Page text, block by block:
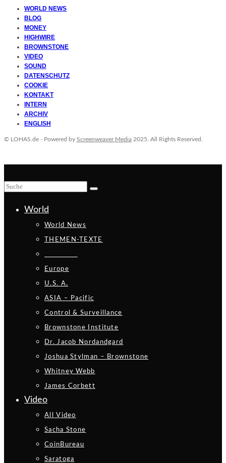
WORLD NEWS
BLOG
MONEY
HIGHWIRE
BROWNSTONE
VIDEO
SOUND
DATENSCHUTZ
COOKIE
KONTAKT
INTERN
ARCHIV
ENGLISH
© LOHAS.de - Powered by Screenweaver Media 2025. All Rights Reserved.
World
World News
THEMEN-TEXTE
Europe
U.S. A.
ASIA – Pacific
Control & Surveillance
Brownstone Institute
Dr. Jacob Nordandgard
Joshua Stylman – Brownstone
Whitney Webb
James Corbett
Video
All Video
Sacha Stone
CoinBureau
Saratoga